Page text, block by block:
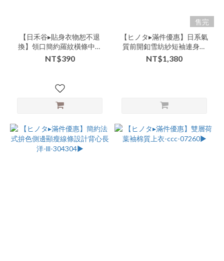
【日禾谷▸貼身衣物恕不退
換】領口簡約羅紋橫條中長
版小背心 | 共2色 -vvva-
000096▶【單品特惠、不適
NT$390
售完
【ヒノタ▸滿件優惠】日系氣
質前開釦雪紡紗短袖連身寬
褲-ccc-08204▶
NT$1,380